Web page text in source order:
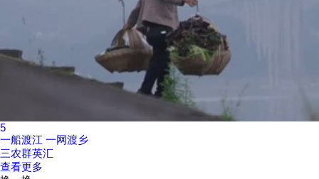
5
一船渡江 一网渡乡
三农群英汇
查看更多